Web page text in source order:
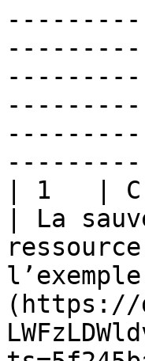
| 1   |
| La
(https://